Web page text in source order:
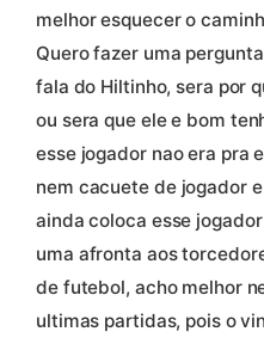
melhor esquecer o
Quero fazer uma
fala do Hiltinho, sera por
ou sera que ele e bom
esse jogador nao era pra
nem cacuete de jogador
ainda coloca esse
uma afronta aos
de futebol, acho melhor
ultimas partidas, pois o